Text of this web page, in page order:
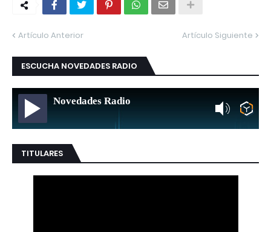
Artículo Anterior Artículo Siguiente
ESCUCHA NOVEDADES RADIO
Novedades Radio
TITULARES